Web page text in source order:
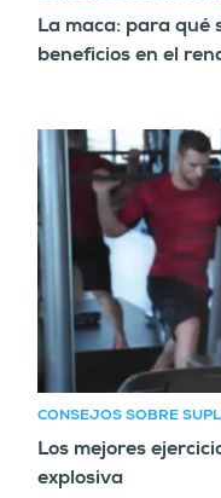
La maca: para qué
beneficios en el
CONSEJOS SOBRE
Los mejores
explosiva